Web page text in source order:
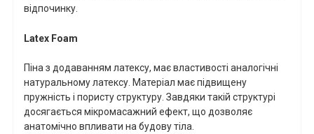
відпочинку.
Latex Foam
Піна з додаванням латексу, має властивості аналогічні
натуральному латексу. Матеріал має підвищену
пружність і пористу структуру. Завдяки такій структурі
досягається мікромасажний ефект, що дозволяє
анатомічно впливати на будову тіла.